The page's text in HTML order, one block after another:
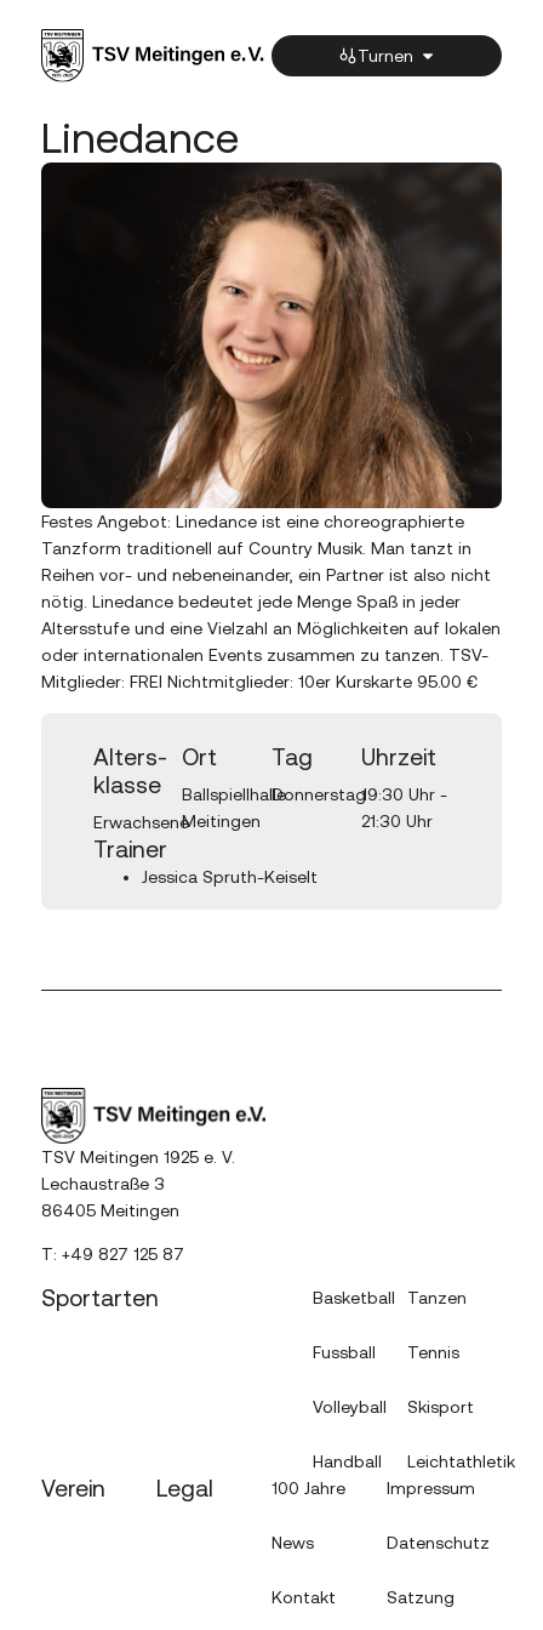
Turnen
Linedance
Festes Angebot: Linedance ist eine choreographierte
Tanzform traditionell auf Country Musik. Man tanzt in
Reihen vor- und nebeneinander, ein Partner ist also nicht
nötig. Linedance bedeutet jede Menge Spaß in jeder
Altersstufe und eine Vielzahl an Möglichkeiten auf lokalen
oder internationalen Events zusammen zu tanzen. TSV-
Mitglieder: FREI Nichtmitglieder: 10er Kurskarte 95.00 €
Alters­
klasse
Erwachsene
Ort
Ballspiellhalle
Meitingen
Tag
Donnerstag
Uhrzeit
19:30 Uhr -
21:30 Uhr
Trainer
Jessica Spruth-Keiselt
TSV Meitingen 1925 e. V.
Lechaustraße 3
86405 Meitingen
T: +49 827 125 87
Sportarten Basketball
Fussball
Volleyball
Handball
Tanzen
Tennis
Skisport
Leichtathletik
Verein Legal 100 Jahre
News
Kontakt
Impressum
Datenschutz
Satzung